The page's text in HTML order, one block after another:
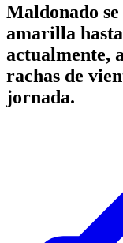
Maldonado
amarilla
actualmente,
rachas de
jornada.